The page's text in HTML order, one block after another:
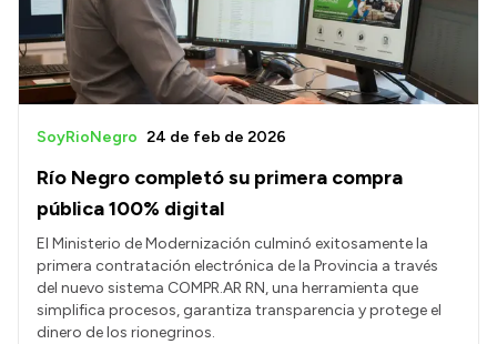
Río Negro completó su primera compra
pública 100% digital
SoyRioNegro 24 de feb de 2026
El Ministerio de Modernización culminó exitosamente la
primera contratación electrónica de la Provincia a través
del nuevo sistema COMPR.AR RN, una herramienta que
simplifica procesos, garantiza transparencia y protege el
dinero de los rionegrinos.